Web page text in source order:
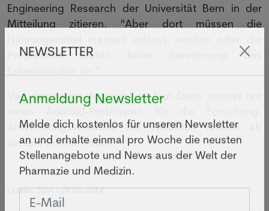
Engineering Research der Universität Bern in der
Mitteilung zitieren. "Aber dort müssen die
Programme bieten keine Berechnung des
Von der neuen App gibt es laut Diem vorerst nur
einen Android-Prototypen für die Forschung.
Anwendungsversuche mit Patienten fänden ab
diesem Sommer statt.
Quelle: SDA - 28.05.2014
Anmeldung Newsletter
Melde dich kostenlos für unseren Newsletter
an und erhalte einmal pro Woche die neusten
Stellenangebote und News aus der Welt der